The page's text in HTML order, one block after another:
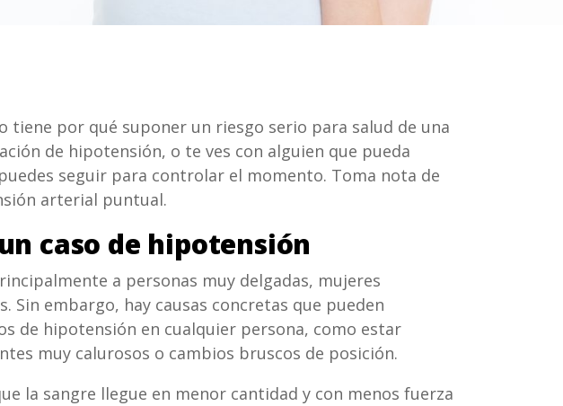
tiene por qué suponer un riesgo serio para salud de una
de hipotensión, o te ves con alguien que pueda
seguir para controlar el momento. Toma nota de
arterial puntual.
caso de hipotensión
a personas muy delgadas, mujeres
Sin embargo, hay causas concretas que pueden
de hipotensión en cualquier persona, como estar
muy calurosos o cambios bruscos de posición.
la sangre llegue en menor cantidad y con menos fuerza